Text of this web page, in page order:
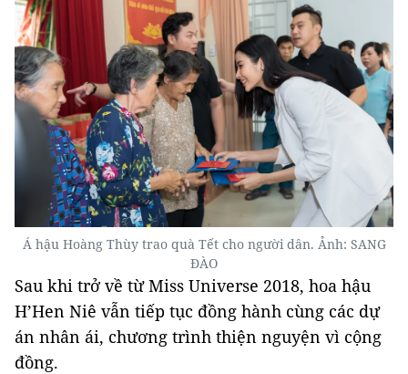
Á hậu Hoàng Thùy trao quà Tết cho người dân. Ảnh: SANG
ĐÀO
Sau khi trở về từ Miss Universe 2018, hoa hậu
H’Hen Niê vẫn tiếp tục đồng hành cùng các dự
án nhân ái, chương trình thiện nguyện vì cộng
đồng.